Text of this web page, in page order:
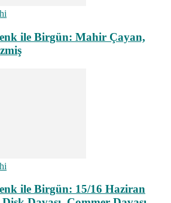
ile Birgün: Mahir Çayan,
ile Birgün: 15/16 Haziran